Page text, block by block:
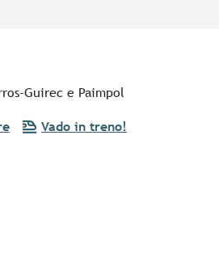
Guirec e Paimpol
Vado in treno!